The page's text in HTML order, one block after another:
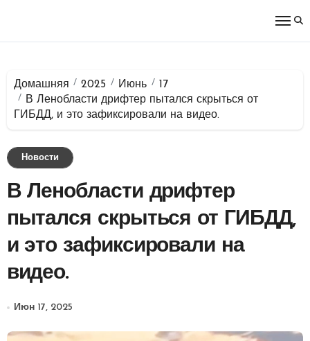
Домашняя 2025 Июнь
17
В Ленобласти дрифтер пытался скрыться от
ГИБДД, и это зафиксировали на видео.
Новости
В Ленобласти дрифтер
пытался скрыться от ГИБДД,
и это зафиксировали на
видео.
Июн 17, 2025